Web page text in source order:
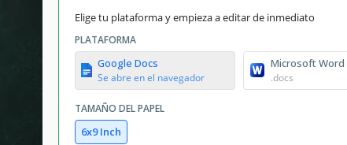
Elige tu plataforma y empieza a editar de inmediato
PLATAFORMA
Google Docs
Se abre en el navegador
Microsoft Word
.docs
TAMAÑO DEL PAPEL
6x9 Inch